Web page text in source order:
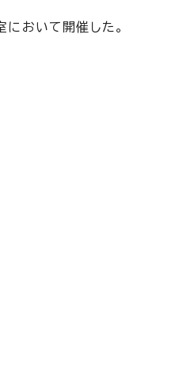
おいて開催した。